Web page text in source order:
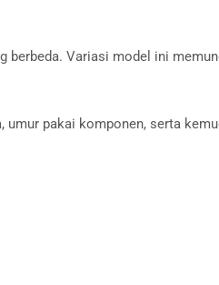
Variasi model ini
pakai komponen, serta